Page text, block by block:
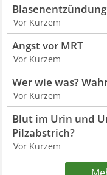
Vor Kurzem
Angst vor MRT
Vor Kurzem
Wer wie was?
Vor Kurzem
Blut im Urin und
Pilzabstrich?
Vor Kurzem